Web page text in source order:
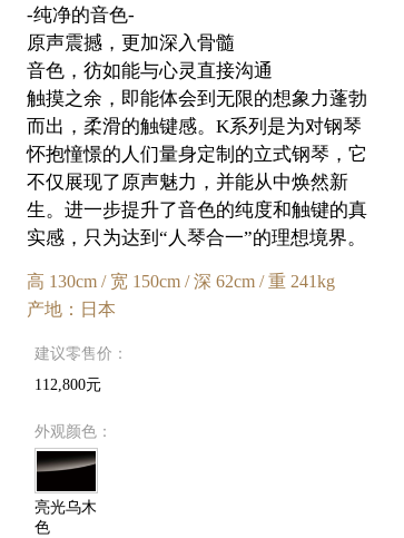
-纯净的音色-
原声震撼，更加深入骨髓
音色，彷如能与心灵直接沟通
触摸之余，即能体会到无限的想象力蓬勃
而出，柔滑的触键感。K系列是为对钢琴
怀抱憧憬的人们量身定制的立式钢琴，它
不仅展现了原声魅力，并能从中焕然新
生。进一步提升了音色的纯度和触键的真
实感，只为达到“人琴合一”的理想境界。
高 130cm / 宽 150cm / 深 62cm / 重 241kg
产地：日本
建议零售价：
112,800元
外观颜色：
亮光乌木
色